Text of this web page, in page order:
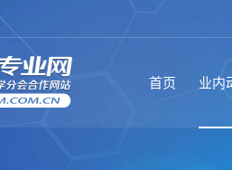
首页 业内